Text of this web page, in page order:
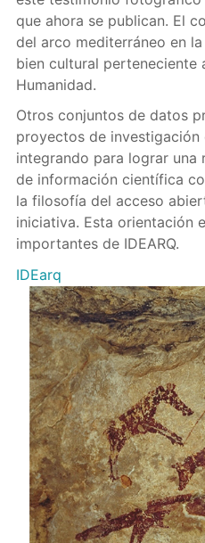
que ahora se publican. El
del arco mediterráneo en
bien cultural perteneciente
Humanidad.
Otros conjuntos de datos
proyectos de
integrando para lograr una
de información científica
la filosofía del acceso
iniciativa. Esta orientación
importantes de IDEARQ.
IDEarq